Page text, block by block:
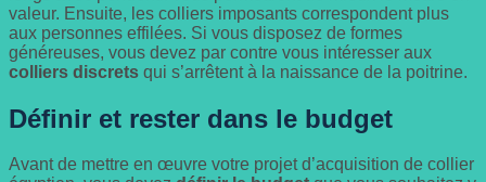
valeur. Ensuite, les colliers imposants correspondent plus
aux personnes effilées. Si vous disposez de formes
généreuses, vous devez par contre vous intéresser aux
colliers discrets qui s’arrêtent à la naissance de la poitrine.
Définir et rester dans le budget
Avant de mettre en œuvre votre projet d’acquisition de collier